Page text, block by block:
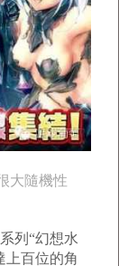
大隨機性
列“幻想水
上百位的角